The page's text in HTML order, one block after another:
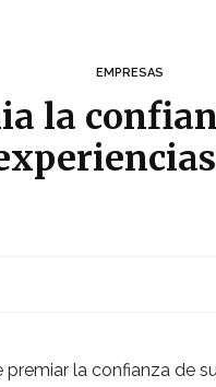
EMPRESAS
la
la confianza de